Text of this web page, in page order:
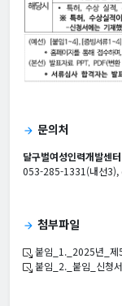
arrow_forward 문의처
달구벌여성인력개발센
053-285-1331(내선
arrow_forward 첨부파일
붙임_1._2025년_제
붙임_2._붙임_신청